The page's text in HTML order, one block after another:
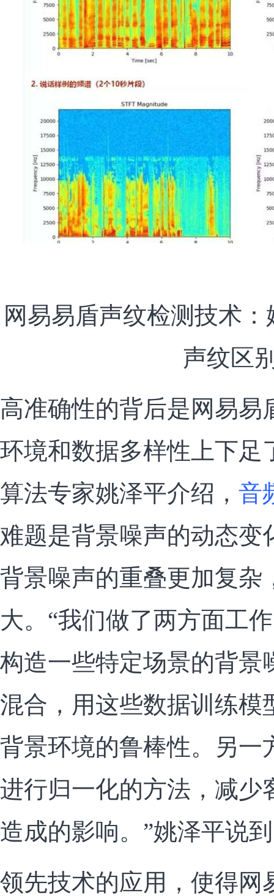
网易易盾声纹检测技术
声纹区
高准确性的背后是网易易
环境和数据多样性上下足
算法专家姚泽平介绍， 音
难题是背景噪声的动态变
背景噪声的重叠更加复杂
大。“我们做了两方面工
构造一些特定场景的背景
混合，用这些数据训练模
背景环境的鲁棒性。另一
进行归一化的方法，减少
造成的影响。”姚泽平说
领先技术的应用，使得网